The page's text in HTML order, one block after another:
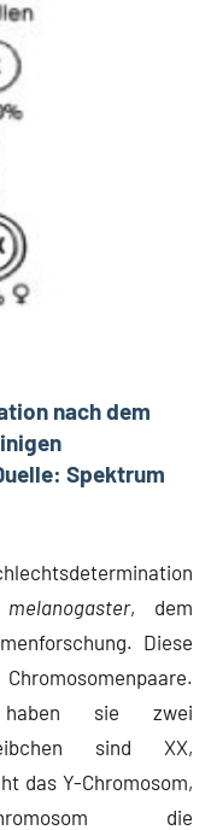
nach dem
Spektrum
, dem
Diese
haben sie zwei
sind XX,
das Y-Chromosom,
die